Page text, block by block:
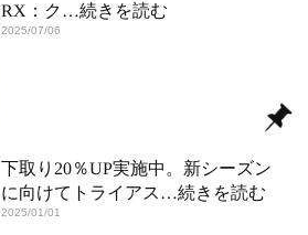
RX：ク …続きを読む
2025/07/06
下取り20％UP実施中。新シーズン
に向けてトライアス …続きを読む
2025/01/01